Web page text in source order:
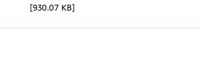
930.07 KB